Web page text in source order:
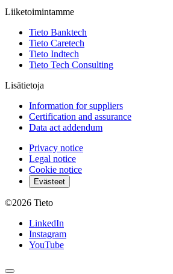
Liiketoimintamme
Tieto Banktech
Tieto Caretech
Tieto Indtech
Tieto Tech Consulting
Lisätietoja
Information for suppliers
Certification and assurance
Data act addendum
Privacy notice
Legal notice
Cookie notice
Evästeet
©2026 Tieto
LinkedIn
Instagram
YouTube